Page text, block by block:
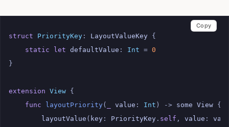
struct PriorityKey : LayoutValueKey {
static
let defaultValue : Int = 0
}
extension View {
func
layoutPriority( value : Int ) -> some View {
layoutValue ( key : PriorityKey . self , value :
Copy